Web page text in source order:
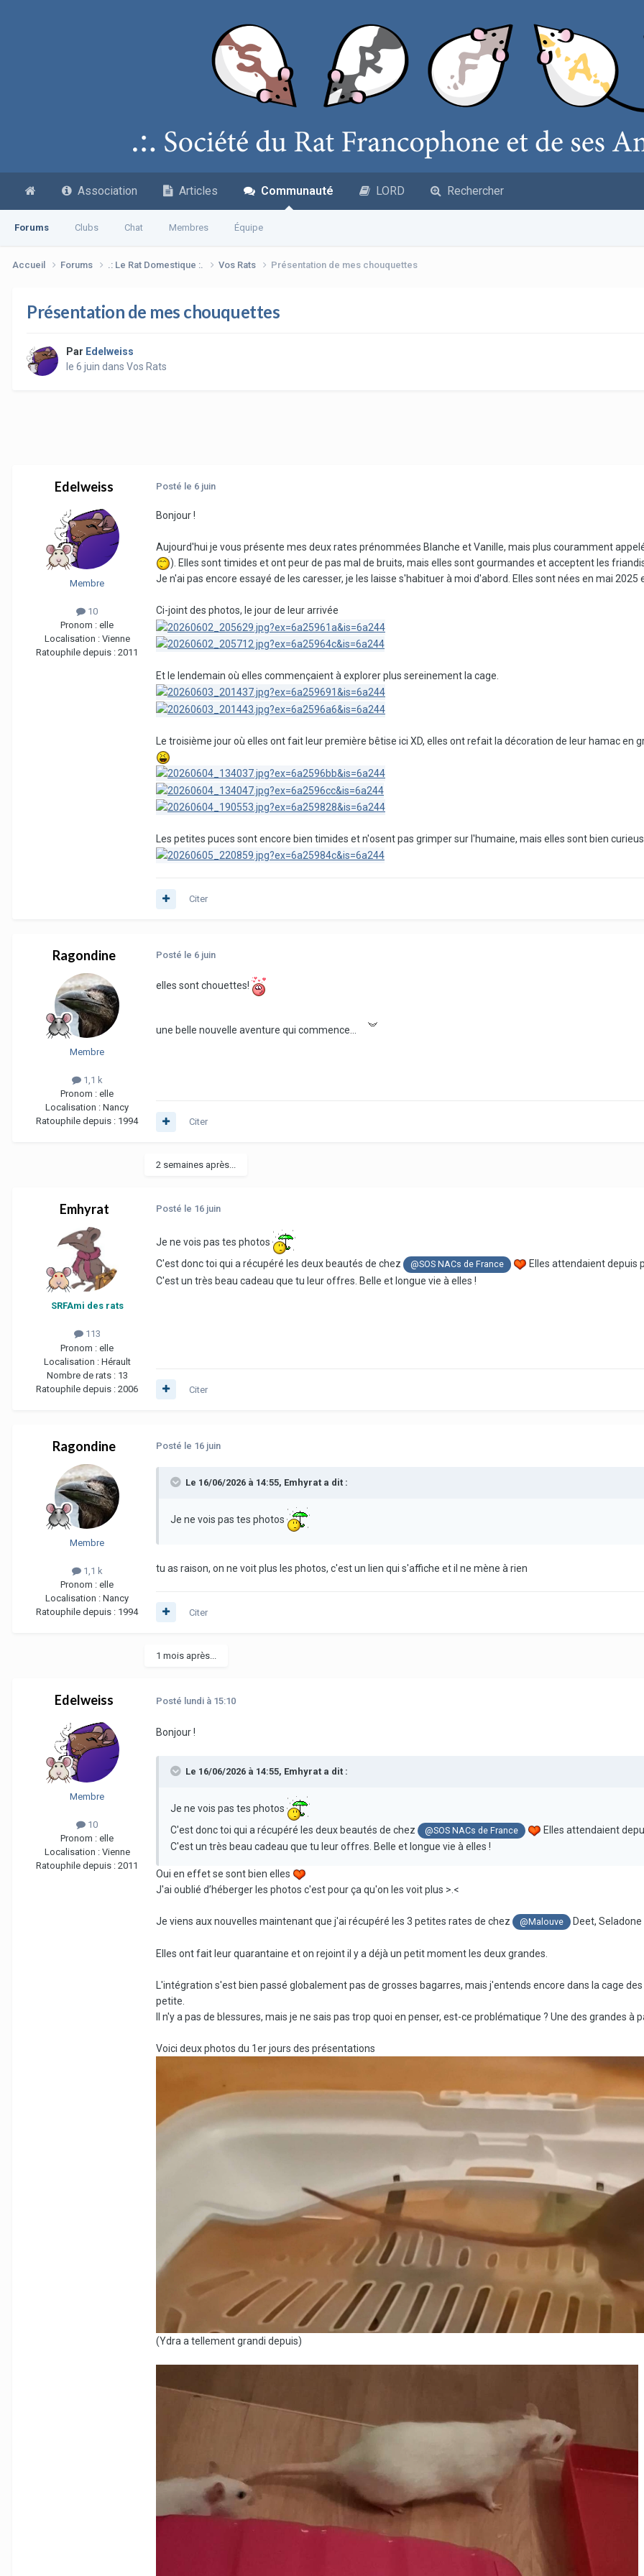
Association Articles Communauté
Forums Clubs Chat Membres Équipe
LORD Rechercher
Accueil Forums .: Le Rat Domestique :. Vos Rats Présentation de mes chouquettes
Présentation de mes chouquettes
Par Edelweiss
le 6 juin dans Vos Rats
Edelweiss
Membre
10
Pronom : elle
Localisation : Vienne
Ratouphile depuis : 2011
Posté le 6 juin
Bonjour !
Aujourd'hui je vous présente mes deux rates prénommées Blanche et Vanille, mais plus couramment
). Elles sont timides et ont peur de pas mal de bruits, mais elles sont gourmandes et acceptent les
Je n'ai pas encore essayé de les caresser, je les laisse s'habituer à moi d'abord. Elles sont nées en mai
Ci-joint des photos, le jour de leur arrivée
Et le lendemain où elles commençaient à explorer plus sereinement la cage.
Le troisième jour où elles ont fait leur première bêtise ici XD, elles ont refait la décoration de leur hamac
Les petites puces sont encore bien timides et n'osent pas grimper sur l'humaine, mais elles sont bien
Citer
Ragondine
Membre
1,1 k
Pronom : elle
Localisation : Nancy
Ratouphile depuis : 1994
Posté le 6 juin
elles sont chouettes!
une belle nouvelle aventure qui commence...
Citer
2 semaines après...
Emhyrat
SRFAmi des rats
113
Pronom : elle
Localisation : Hérault
Nombre de rats : 13
Ratouphile depuis : 2006
Posté le 16 juin
Je ne vois pas tes photos
C'est donc toi qui a récupéré les deux beautés de chez
@SOS NACs de France
Elles attendaient depuis
C'est un très beau cadeau que tu leur offres. Belle et longue vie à elles !
Citer
Ragondine
Membre
1,1 k
Pronom : elle
Localisation : Nancy
Ratouphile depuis : 1994
Posté le 16 juin
Le 16/06/2026 à 14:55, Emhyrat a dit :
Je ne vois pas tes photos
tu as raison, on ne voit plus les photos, c'est un lien qui s'affiche et il ne mène à rien
Citer
1 mois après...
Edelweiss
Membre
10
Pronom : elle
Localisation : Vienne
Ratouphile depuis : 2011
Posté lundi à 15:10
Bonjour !
Le 16/06/2026 à 14:55, Emhyrat a dit :
Je ne vois pas tes photos
C'est donc toi qui a récupéré les deux beautés de chez
@SOS NACs de France
Elles attendaient
C'est un très beau cadeau que tu leur offres. Belle et longue vie à elles !
Oui en effet se sont bien elles
J'ai oublié d’héberger les photos c'est pour ça qu'on les voit plus >.<
Je viens aux nouvelles maintenant que j'ai récupéré les 3 petites rates de chez @Malouve Deet,
Elles ont fait leur quarantaine et on rejoint il y a déjà un petit moment les deux grandes.
L'intégration s'est bien passé globalement pas de grosses bagarres, mais j'entends encore dans la cage
petite.
Il n'y a pas de blessures, mais je ne sais pas trop quoi en penser, est-ce problématique ? Une des grandes
Voici deux photos du 1er jours des présentations
(Ydra a tellement grandi depuis)